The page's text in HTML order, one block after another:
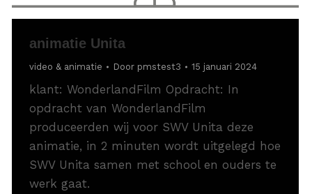
animatie Unita
video & animatie Door pmstest3 15 januari 2024
klant: WonderlandFilm Opdracht: In
opdracht van WonderlandFilm
produceerden wij voor SWV Unita deze
animatie, in 2 minuten wordt uitgelegd hoe
SWV Unita samen met school en ouders te
werk gaat.